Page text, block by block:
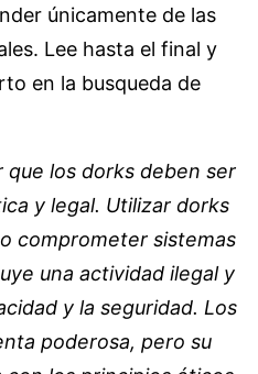
únicamente de las
Lee hasta el final y
en la busqueda de
los dorks deben ser
y legal. Utilizar dorks
comprometer sistemas
una actividad ilegal y
y la seguridad. Los
poderosa, pero su